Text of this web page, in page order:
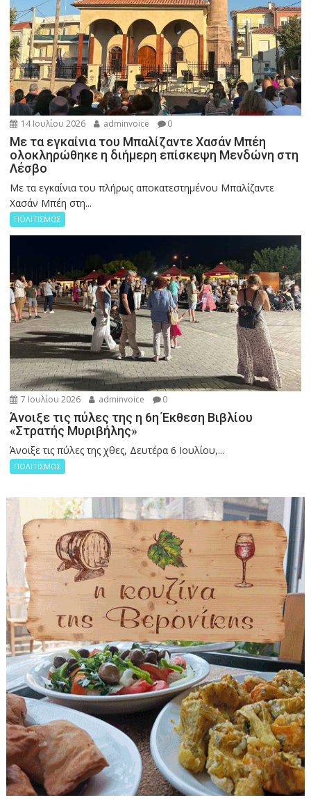
14 Ιουλίου 2026 adminvoice 0
Με τα εγκαίνια του Μπαλίζαντε Χασάν Μπέη
ολοκληρώθηκε η διήμερη επίσκεψη Μενδώνη στη
Λέσβο
Με τα εγκαίνια του πλήρως αποκατεστημένου Μπαλίζαντε
Χασάν Μπέη στη...
ΠΟΛΙΤΙΣΜΟΣ
7 Ιουλίου 2026 adminvoice 0
Άνοιξε τις πύλες της η 6η Έκθεση Βιβλίου
«Στρατής Μυριβήλης»
Άνοιξε τις πύλες της χθες, Δευτέρα 6 Ιουλίου,...
ΠΟΛΙΤΙΣΜΟΣ